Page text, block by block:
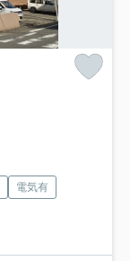
電気有